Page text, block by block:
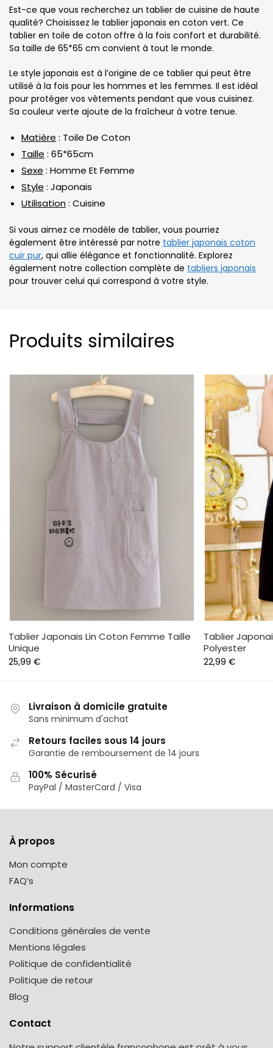
Est-ce que vous recherchez un tablier de cuisine de haute
qualité? Choisissez le tablier japonais en coton vert. Ce
tablier en toile de coton offre à la fois confort et durabilité.
Sa taille de 65*65 cm convient à tout le monde.
Le style japonais est à l’origine de ce tablier qui peut être
utilisé à la fois pour les hommes et les femmes. Il est idéal
pour protéger vos vêtements pendant que vous cuisinez.
Sa couleur verte ajoute de la fraîcheur à votre tenue.
Matière : Toile De Coton
Taille : 65*65cm
Sexe : Homme Et Femme
Style : Japonais
Utilisation: Cuisine
Si vous aimez ce modèle de tablier, vous pourriez
également être intéressé par notre tablier japonais coton
cuir pur, qui allie élégance et fonctionnalité. Explorez
également notre collection complète de tabliers japonais
pour trouver celui qui correspond à votre style.
Produits similaires
Tablier Japonais Lin Coton Femme Taille
Unique
25,99 €
Tablier
Polyester
22,99 €
Livraison à domicile gratuite
Sans minimum d'achat
Retours faciles sous 14 jours
Garantie de remboursement de 14 jours
100% Sécurisé
PayPal / MasterCard / Visa
À propos
Mon compte
FAQ’s
Informations
Conditions générales de vente
Mentions légales
Politique de confidentialité
Politique de retour
Blog
Contact